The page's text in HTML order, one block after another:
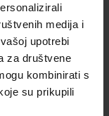
medija i
upotrebi
za društvene
kombinirati s
su prikupili
za peti razred
Ana Mesić